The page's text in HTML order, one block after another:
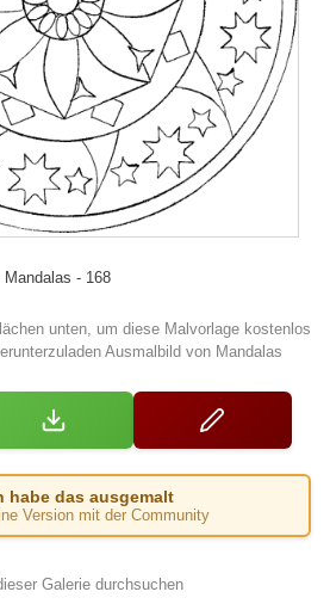
- 168
unten, um diese Malvorlage kostenlos
Ausmalbild von Mandalas
habe das ausgemalt
Version mit der Community
Galerie durchsuchen